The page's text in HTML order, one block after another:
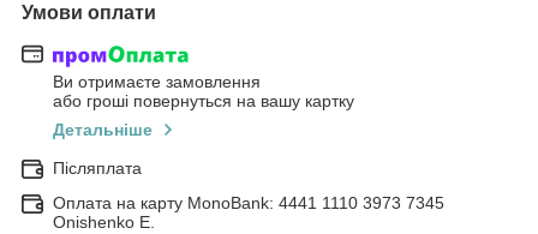
Умови оплати
Ви отримаєте замовлення
або гроші повернуться на вашу картку
Детальніше
Післяплата
Оплата на карту MonoBank: 4441 1110 3973 7345
Onishenko E.